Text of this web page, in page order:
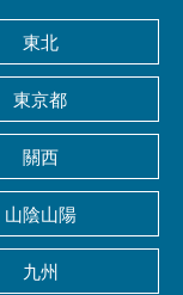
東北
東京都
關西
山陰山陽
九州